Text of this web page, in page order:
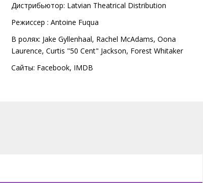
Дистрибьютор: Latvian Theatrical Distribution
Pежиссер : Antoine Fuqua
В ролях: Jake Gyllenhaal, Rachel McAdams, Oona
Laurence, Curtis "50 Cent" Jackson, Forest Whitaker
Сайты: Facebook, IMDB